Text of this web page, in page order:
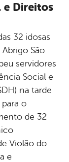
e Direitos
32 idosas
São
servidores
Social e
na tarde
o
de 32
Violão do
e